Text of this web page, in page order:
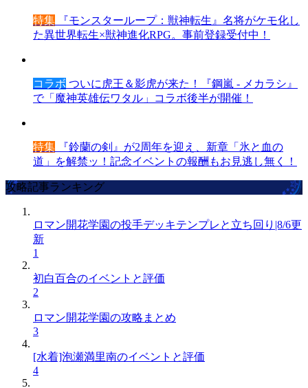
特集 『モンスターループ：獣神転生』名将がケモ化し
た異世界転生×獣神進化RPG。事前登録受付中！
コラボ ついに虎王＆影虎が来た！『鋼嵐 - メカラシ』
で「魔神英雄伝ワタル」コラボ後半が開催！
特集 『鈴蘭の剣』が2周年を迎え、新章「氷と血の
道」を解禁ッ！記念イベントの報酬もお見逃し無く！
攻略記事ランキング
ロマン開花学園の投手デッキテンプレと立ち回り|8/6更
新
1
初白百合のイベントと評価
2
ロマン開花学園の攻略まとめ
3
[水着]泡瀬満里南のイベントと評価
4